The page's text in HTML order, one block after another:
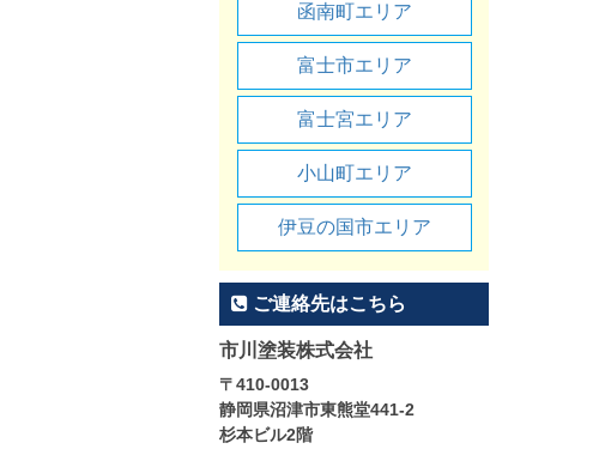
函南町エリア
富士市エリア
富士宮エリア
小山町エリア
伊豆の国市エリア
ご連絡先はこちら
市川塗装株式会社
〒410-0013
静岡県沼津市東熊堂441-2
杉本ビル2階